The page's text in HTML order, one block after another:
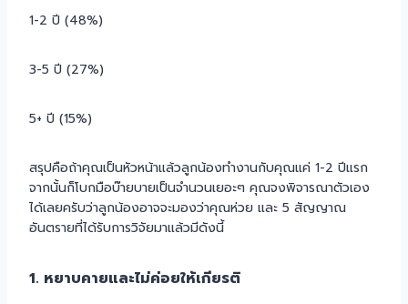
1-2 ปี (48%)
3-5 ปี (27%)
5+ ปี (15%)
สรุปคือถ้าคุณเป็นหัวหน้าแล้วลูกน้องทำงานกับคุณแค่ 1-2 ปีแรก
จากนั้นก็โบกมือบ๊ายบายเป็นจำนวนเยอะๆ คุณจงพิจารณาตัวเอง
ได้เลยครับว่าลูกน้องอาจจะมองว่าคุณห่วย และ 5 สัญญาณ
อันตรายที่ได้รับการวิจัยมาแล้วมีดังนี้
1. หยาบคายและไม่ค่อยให้เกียรติ